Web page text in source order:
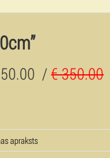
/€ 350.00
apraksts